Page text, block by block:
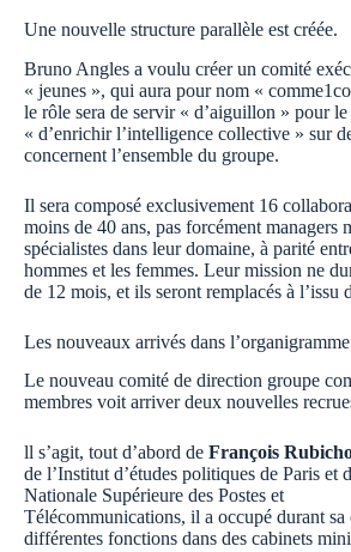
Une nouvelle structure parallèle est créée.
Bruno Angles a voulu créer un comité
« jeunes », qui aura pour nom «
le rôle sera de servir « d’aiguillon » pour
« d’enrichir l’intelligence collective » sur
concernent l’ensemble du groupe.
Il sera composé exclusivement 16
moins de 40 ans, pas forcément managers
spécialistes dans leur domaine, à parité
hommes et les femmes. Leur mission ne
de 12 mois, et ils seront remplacés à l’issu
Les nouveaux arrivés dans
Le nouveau comité de direction groupe
membres voit arriver deux nouvelles
ll s’agit, tout d’abord de François
de l’Institut d’études politiques de Paris et
Nationale Supérieure des Postes et
Télécommunications, il a occupé durant sa
différentes fonctions dans des cabinets